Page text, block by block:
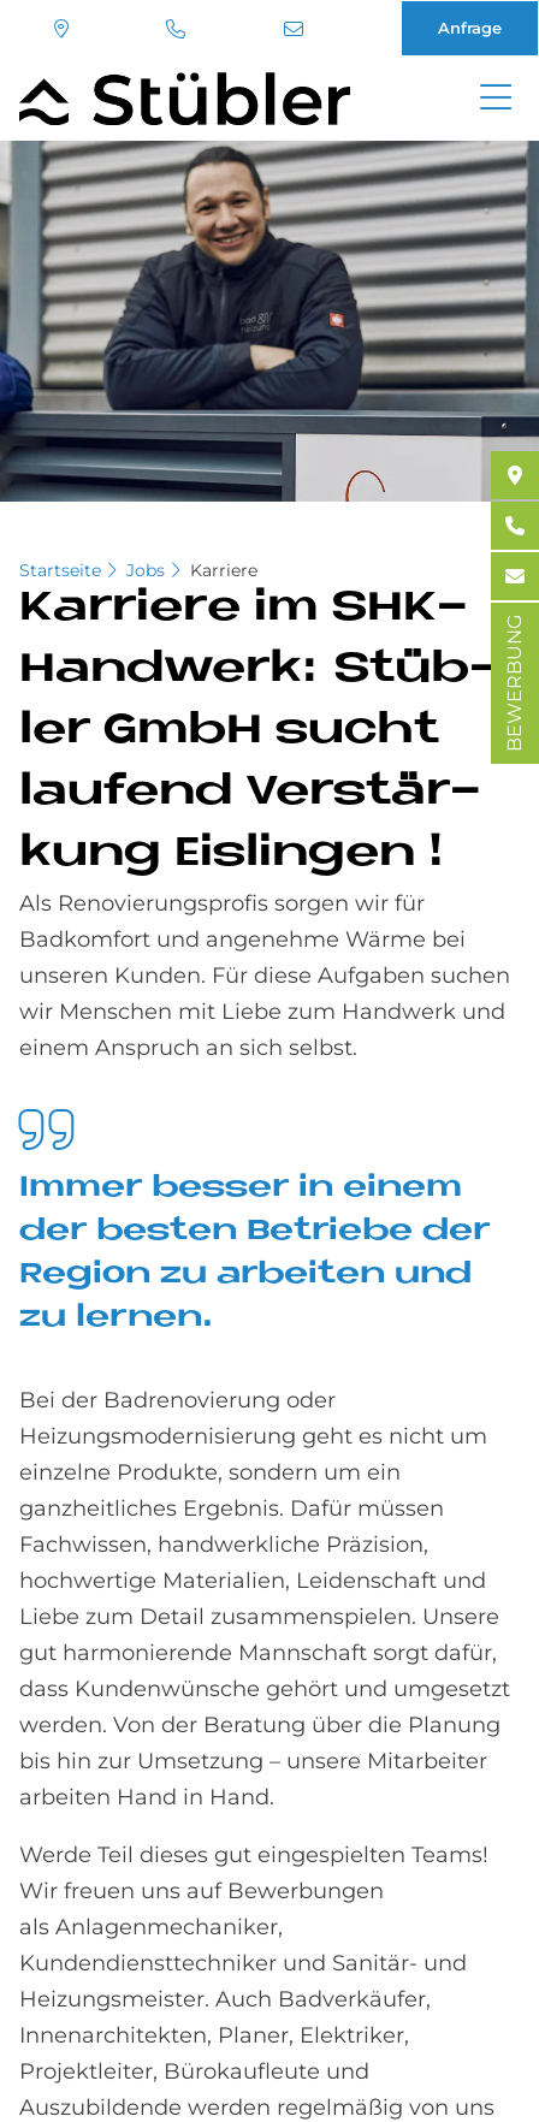
Direkt
Inhalt
Anfrage
Startseite Jobs Karriere
Kar­rie­re im SHK-
Hand­werk: Stüb­
ler GmbH su­cht
lau­fend Ver­stär­
kung Eis­lin­gen !
Als Renovierungsprofis sorgen wir für
Badkomfort und angenehme Wärme bei
unseren Kunden. Für diese Aufgaben suchen
wir Menschen mit Liebe zum Handwerk und
einem Anspruch an sich selbst.
Im­mer bes­ser in ei­nem
der be­sten Be­trie­be der
Re­gi­on zu ar­bei­ten und
zu ler­nen.
Bei der Badrenovierung oder
Heizungsmodernisierung geht es nicht um
einzelne Produkte, sondern um ein
ganzheitliches Ergebnis. Dafür müssen
Fachwissen, handwerkliche Präzision,
hochwertige Materialien, Leidenschaft und
Liebe zum Detail zusammenspielen. Unsere
gut harmonierende Mannschaft sorgt dafür,
dass Kundenwünsche gehört und umgesetzt
werden. Von der Beratung über die Planung
bis hin zur Umsetzung – unsere Mitarbeiter
arbeiten Hand in Hand.
Werde Teil dieses gut eingespielten Teams!
Wir freuen uns auf Bewerbungen
als Anlagenmechaniker,
Kundendiensttechniker und Sanitär- und
Heizungsmeister. Auch Badverkäufer,
Innenarchitekten, Planer, Elektriker,
Projektleiter, Bürokaufleute und
Auszubildende werden regelmäßig von uns
BEWERBUNG